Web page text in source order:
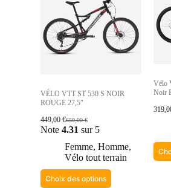
VÉLO VTT ST 530 S NOIR
ROUGE 27,5″
659,00€
449,00 €
Note 4.31 sur 5
Femme, Homme,
Vélo tout terrain
Choix des options
Vélo
Noir